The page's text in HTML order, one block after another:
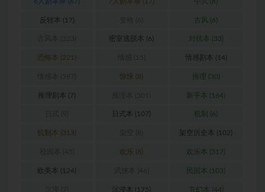
反转本 (17) 古风 (6)
密室逃脱本 (6) 对抗本 (33)
恐怖本 (221) 情感剧本 (14)
惊悚 (8) 推理 (30)
推理剧本 (7) 新手本 (164)
日式本 (107) 机制 (6)
机制本 (313) 架空历史本 (102)
欢乐 (8) 欢乐本 (317)
欧美本 (124) 民国本 (103)
沉浸本 (175) 玄幻本 (44)